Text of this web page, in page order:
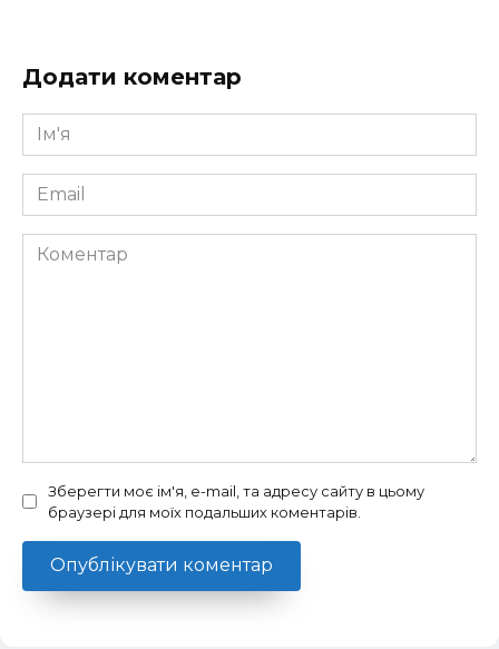
Додати коментар
Ім'я
*
Email
*
Коментар
Зберегти моє ім'я, e-mail, та адресу сайту в цьому
браузері для моїх подальших коментарів.